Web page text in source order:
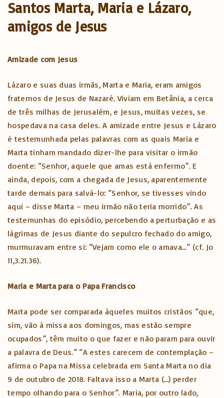
Santos Marta, Maria e Lázaro,
amigos de Jesus
Amizade com Jesus
Lázaro e suas duas irmãs, Marta e Maria, eram amigos
fraternos de Jesus de Nazaré. Viviam em Betânia, a cerca
de três milhas de Jerusalém, e Jesus, muitas vezes, se
hospedava na casa deles. A amizade entre Jesus e Lázaro
é testemunhada pelas palavras com as quais Maria e
Marta tinham mandado dizer-lhe para visitar o irmão
doente: “Senhor, aquele que amas está enfermo”. E
ainda, depois, com a chegada de Jesus, aparentemente
tarde demais para salvá-lo: “Senhor, se tivesses vindo
aqui – disse Marta – meu irmão não teria morrido”. As
testemunhas do episódio, percebendo a perturbação e as
lágrimas de Jesus diante do sepulcro fechado do amigo,
murmuravam entre si: “Vejam como ele o amava…” (cf. Jo
11,3.21.36).
Maria e Marta para o Papa Francisco
Marta pode ser comparada àqueles muitos cristãos “que,
sim, vão à missa aos domingos, mas estão sempre
ocupados”, têm muito o que fazer e não param para ouvir
a palavra de Deus.” “A estes carecem de contemplação –
afirma o Papa na Missa celebrada em Santa Marta no dia
9 de outubro de 2018. Faltava isso a Marta (…) perder
tempo olhando para o Senhor”. Maria, por outro lado,